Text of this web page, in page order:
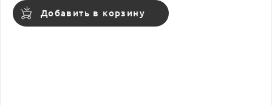
Добавить в корзину